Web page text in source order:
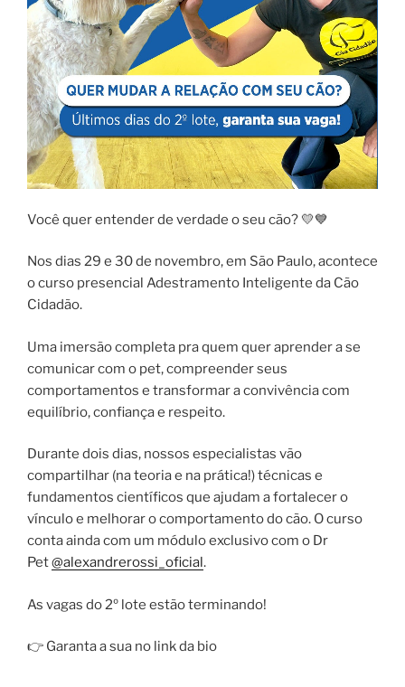
Você quer entender de verdade o seu cão? 💛💙
Nos dias 29 e 30 de novembro, em São Paulo, acontece
o curso presencial Adestramento Inteligente da Cão
Cidadão.
Uma imersão completa pra quem quer aprender a se
comunicar com o pet, compreender seus
comportamentos e transformar a convivência com
equilíbrio, confiança e respeito.
Durante dois dias, nossos especialistas vão
compartilhar (na teoria e na prática!) técnicas e
fundamentos científicos que ajudam a fortalecer o
vínculo e melhorar o comportamento do cão. O curso
conta ainda com um módulo exclusivo com o Dr
Pet@alexandrerossi_oficial.
As vagas do 2º lote estão terminando!
👉 Garanta a sua no link da bio